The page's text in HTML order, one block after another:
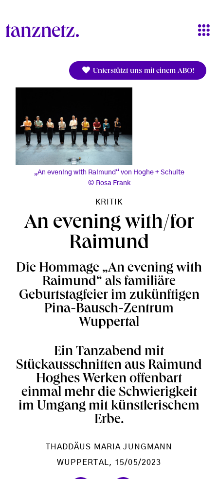
Unterstützt uns mit einem ABO!
„An evening with Raimund“ von Hoghe + Schulte
Rosa Frank
KRITIK
An evening with/for
Raimund
Die Hommage „An evening with
Raimund“ als familiäre
Geburtstagfeier im zukünftigen
Pina-Bausch-Zentrum
Wuppertal
Ein Tanzabend mit
Stückausschnitten aus Raimund
Hoghes Werken offenbart
einmal mehr die Schwierigkeit
im Umgang mit künstlerischem
Erbe.
THADDÄUS MARIA JUNGMANN
WUPPERTAL
, 15/05/2023